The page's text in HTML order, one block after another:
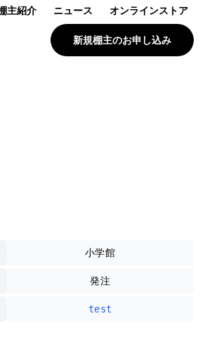
主紹介 ニュース オンラインストア
新規棚主のお申し込み
小学館
発注
test